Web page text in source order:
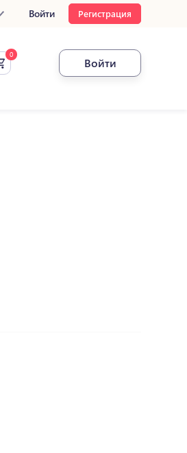
Войти Регистрация
Войти